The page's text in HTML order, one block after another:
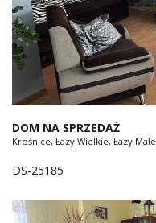
DOM NA SPRZEDAŻ
Krośnice, Łazy Wielkie, Łazy Małe
DS-25185